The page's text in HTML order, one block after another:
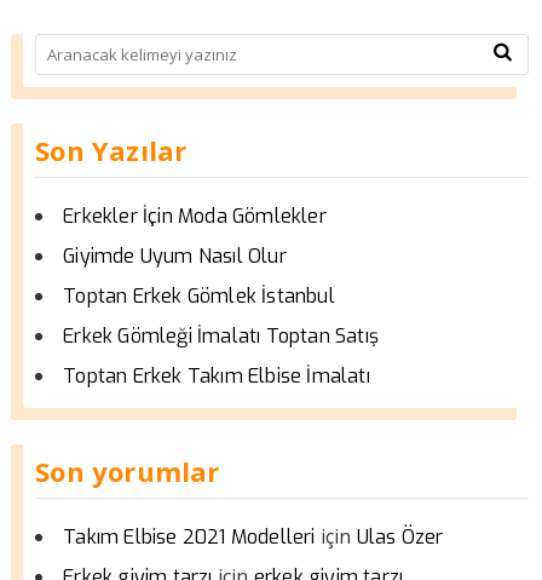
Son Yazılar
Erkekler İçin Moda Gömlekler
Giyimde Uyum Nasıl Olur
Toptan Erkek Gömlek İstanbul
Erkek Gömleği İmalatı Toptan Satış
Toptan Erkek Takım Elbise İmalatı
Son yorumlar
Takım Elbise 2021 Modelleri için Ulas Özer